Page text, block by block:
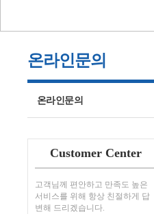
온라인문의
온라인문의
Customer Center
고객님께 편안하고 만족도 높은
서비스를 위해 항상 친절하게 답
변해 드리겠습니다.